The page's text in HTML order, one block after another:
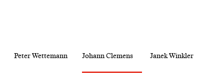
Peter Wettemann Johann Clemens Janek Winkler